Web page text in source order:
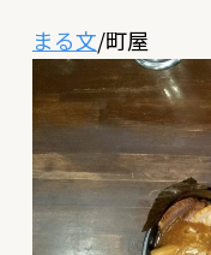
まる文/町屋